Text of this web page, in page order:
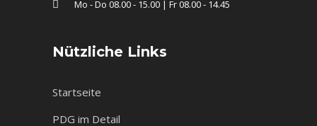
Mo - Do 08.00 - 15.00 | Fr 08.00 - 14.45
Nützliche Links
Startseite
PDG im Detail